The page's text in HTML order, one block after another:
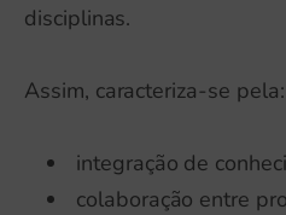
disciplinas.
Assim, caracteriza-se pela:
integração de
colaboração entre